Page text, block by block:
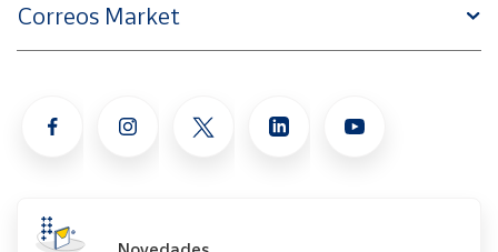
Correos Market